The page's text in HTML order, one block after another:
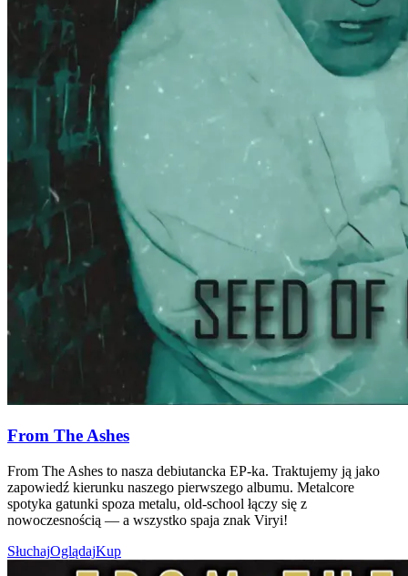
From The Ashes
From The Ashes to nasza debiutancka EP-ka. Traktujemy ją jako
zapowiedź kierunku naszego pierwszego albumu. Metalcore
spotyka gatunki spoza metalu, old-school łączy się z
nowoczesnością — a wszystko spaja znak Viryi!
SłuchajOglądajKup